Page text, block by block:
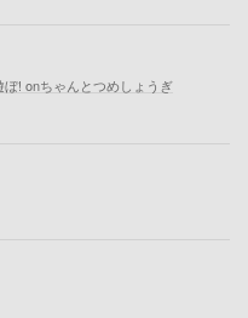
! onちゃんとつめしょうぎ